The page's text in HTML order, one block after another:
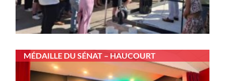
MÉDAILLE DU SÉNAT – HAUCOURT